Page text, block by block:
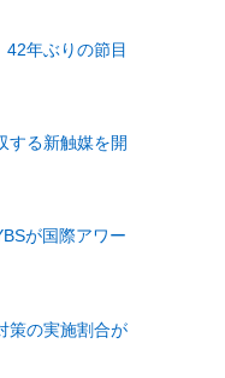
年ぶりの節目
する新触媒を開
が国際アワー
策の実施割合が